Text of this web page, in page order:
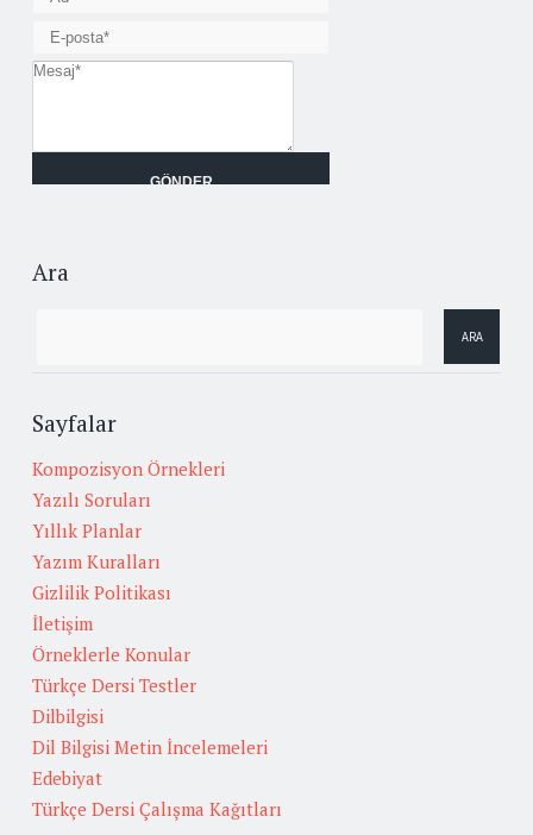
Ara
Sayfalar
Kompozisyon Örnekleri
Yazılı Soruları
Yıllık Planlar
Yazım Kuralları
Gizlilik Politikası
İletişim
Örneklerle Konular
Türkçe Dersi Testler
Dilbilgisi
Dil Bilgisi Metin İncelemeleri
Edebiyat
Türkçe Dersi Çalışma Kağıtları